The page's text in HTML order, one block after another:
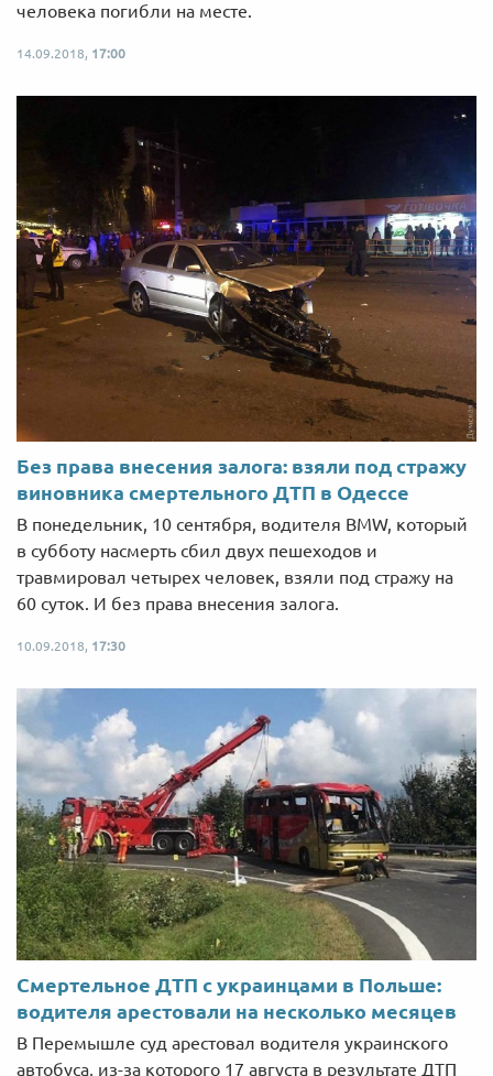
человека погибли на месте.
14.09.2018, 17:00
Без права внесения залога: взяли под стражу
виновника смертельного ДТП в Одессе
В понедельник, 10 сентября, водителя BMW, который
в субботу насмерть сбил двух пешеходов и
травмировал четырех человек, взяли под стражу на
60 суток. И без права внесения залога.
10.09.2018, 17:30
Смертельное ДТП с украинцами в Польше:
водителя арестовали на несколько месяцев
В Перемышле суд арестовал водителя украинского
автобуса, из-за которого 17 августа в результате ДТП